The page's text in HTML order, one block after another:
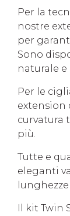
Per la
nostre
per
Sono
naturale e
Per le
extension
curvatura
più.
Tutte e
eleganti
Il kit Twin